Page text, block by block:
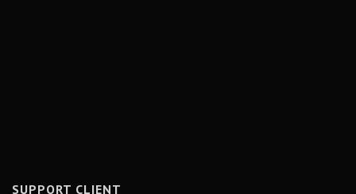
SUPPORT CLIENT